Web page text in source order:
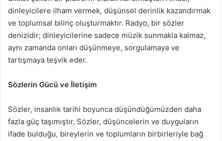
dinleyicilere ilham vermek, düşünsel derinlik kazandırmak
ve toplumsal bilinç oluşturmaktır. Radyo, bir sözler
denizidir; dinleyicilerine sadece müzik sunmakla kalmaz,
aynı zamanda onları düşünmeye, sorgulamaya ve
tartışmaya teşvik eder.
Sözlerin Gücü ve İletişim
Sözler, insanlık tarihi boyunca düşündüğümüzden daha
fazla güç taşımıştır. Sözler, düşüncelerin ve duyguların
ifade bulduğu, bireylerin ve toplumların birbirleriyle bağ